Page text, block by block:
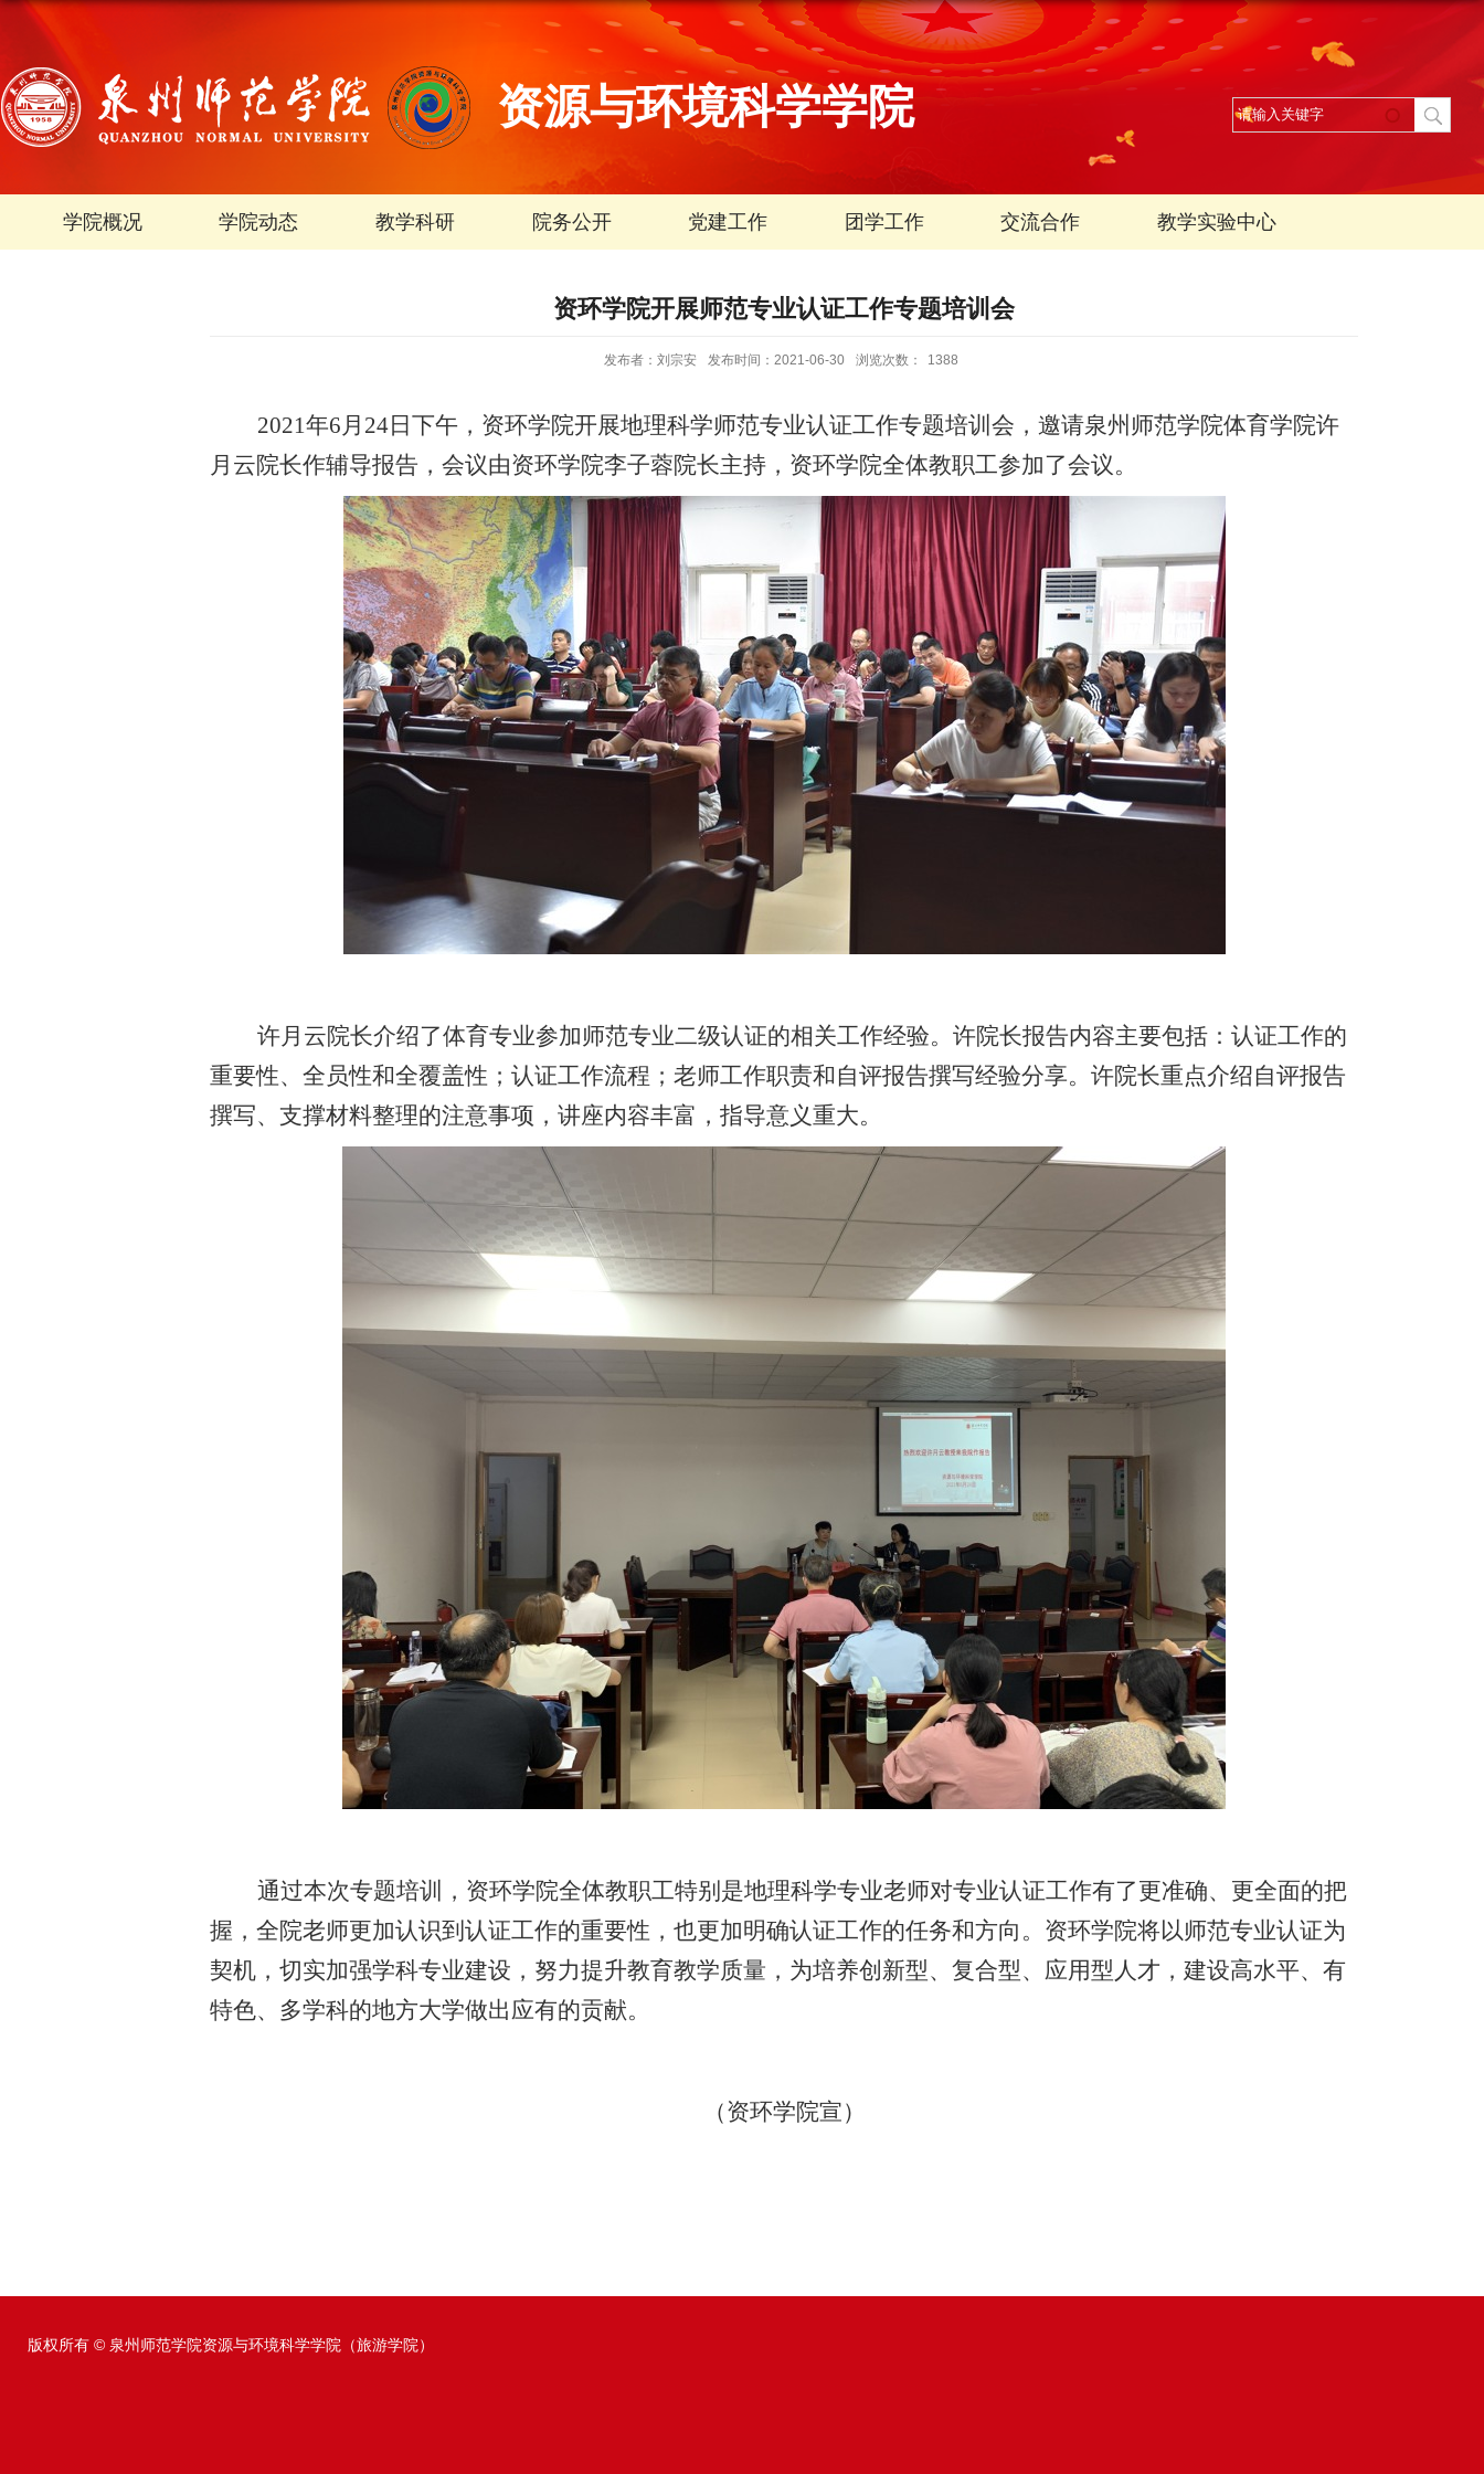
资源与环境科学学院
学院概况 学院动态 教学科研 院务公开 党建工作 团学工作 交流合作 教学实验中心
资环学院开展师范专业认证工作专题培训会
发布者：刘宗安 发布时间：2021-06-30 浏览次数： 1388
2021年6月24日下午，资环学院开展地理科学师范专业认证工作专题培训 会 ，邀请泉州师范学院体育学院许
月云院长作辅导报告，会议由资环学院李子蓉院长主持， 资环学院全体教职工参加了会议。
许月云院长介绍了体育专业参加师范专业二级认证的相关工作经验。许院长报告内容主要包括：认证工作的
重要性、全员性和全覆盖性 ； 认证工作流程 ； 老师工作职责和自评报告撰写经验分享。 许院长重点介绍自评报告
撰写、支撑材料整理的注意事项， 讲座内容丰富，指导意义重大。
通过本次专题培训，资环学院全体教职工特别是地理科学专业老师对专业认证工作有了更准确、 更全面的把
握， 全院老师更加认识到认证工作的重要性， 也更加明确认证工作的任务和方向。资环学院将以师范专业认证为
契机， 切实加强学科专业建设，努力提升教育教学质量 ，为培养创新型、复合型、应用型人才 ， 建设高水平、有
特色、多学科的地方大学做出应有的贡献。
（资环学院宣）
版权所有 © 泉州师范学院资源与环境科学学院（旅游学院）